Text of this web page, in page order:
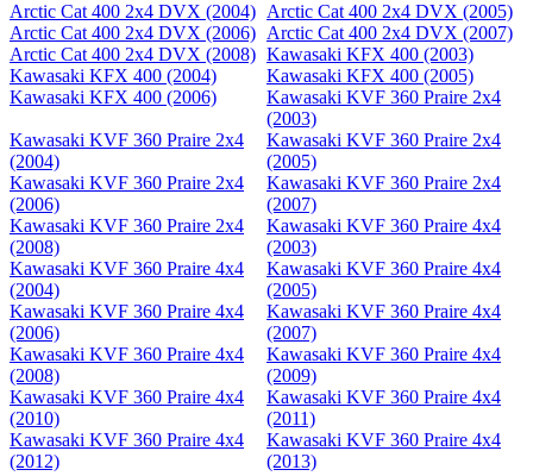
Arctic Cat 400 2x4 DVX (2004) Arctic Cat 400 2x4 DVX (2005)
Arctic Cat 400 2x4 DVX (2006) Arctic Cat 400 2x4 DVX (2007)
Arctic Cat 400 2x4 DVX (2008) Kawasaki KFX 400 (2003)
Kawasaki KFX 400 (2004)
Kawasaki KFX 400 (2005)
Kawasaki KFX 400 (2006)
Kawasaki KVF 360 Praire 2x4
(2003)
Kawasaki KVF 360 Praire 2x4
(2004)
Kawasaki KVF 360 Praire 2x4
(2005)
Kawasaki KVF 360 Praire 2x4
(2006)
Kawasaki KVF 360 Praire 2x4
(2007)
Kawasaki KVF 360 Praire 2x4
(2008)
Kawasaki KVF 360 Praire 4x4
(2003)
Kawasaki KVF 360 Praire 4x4
(2004)
Kawasaki KVF 360 Praire 4x4
(2005)
Kawasaki KVF 360 Praire 4x4
(2006)
Kawasaki KVF 360 Praire 4x4
(2007)
Kawasaki KVF 360 Praire 4x4
(2008)
Kawasaki KVF 360 Praire 4x4
(2009)
Kawasaki KVF 360 Praire 4x4
(2010)
Kawasaki KVF 360 Praire 4x4
(2011)
Kawasaki KVF 360 Praire 4x4
(2012)
Kawasaki KVF 360 Praire 4x4
(2013)